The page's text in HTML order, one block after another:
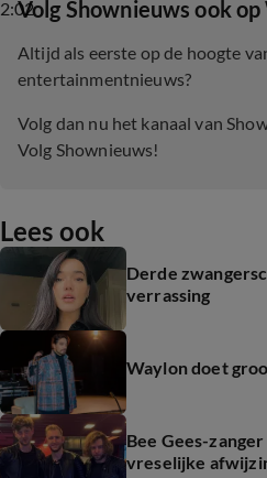
2:02‎Volg Shownieuws ook
Altijd als eerste op de hoogte
entertainmentnieuws?
Volg dan nu het kanaal van
Volg Shownieuws!
Lees ook
Derde
verrassing
Waylon doet
Bee Gees-
vreselijke